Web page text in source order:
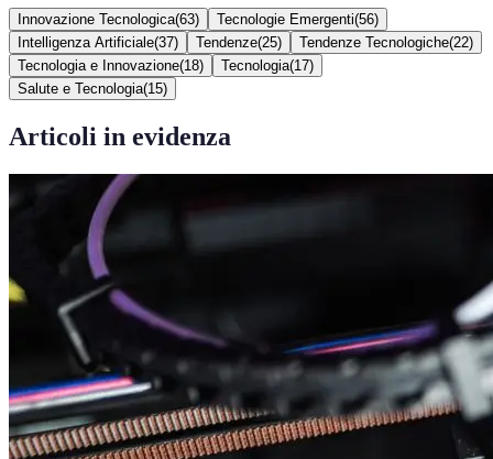
Innovazione Tecnologica(63) Tecnologie Emergenti(56)
Intelligenza Artificiale(37) Tendenze(25) Tendenze Tecnologiche(22)
Tecnologia e Innovazione(18) Tecnologia(17)
Salute e Tecnologia(15)
Articoli in evidenza